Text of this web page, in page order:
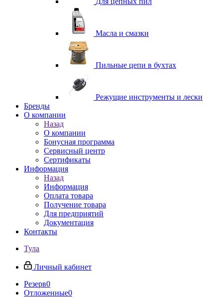
Масла и смазки
Пильные цепи в бухтах
Режущие инструменты и лески
Бренды
О компании
Назад
О компании
Бонусная программа
Сервисный центр
Сертификаты
Информация
Назад
Информация
Оплата товара
Получение товара
Для предприятий
Документация
Контакты
Тула
Личный кабинет
Резерв0
Отложенные0